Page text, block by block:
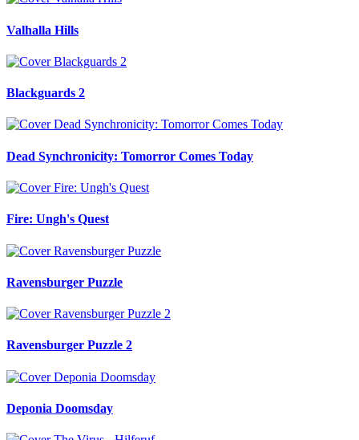
Valhalla Hills
Blackguards 2
Dead Synchronicity: Tomorror Comes Today
Fire: Ungh's Quest
Ravensburger Puzzle
Ravensburger Puzzle 2
Deponia Doomsday